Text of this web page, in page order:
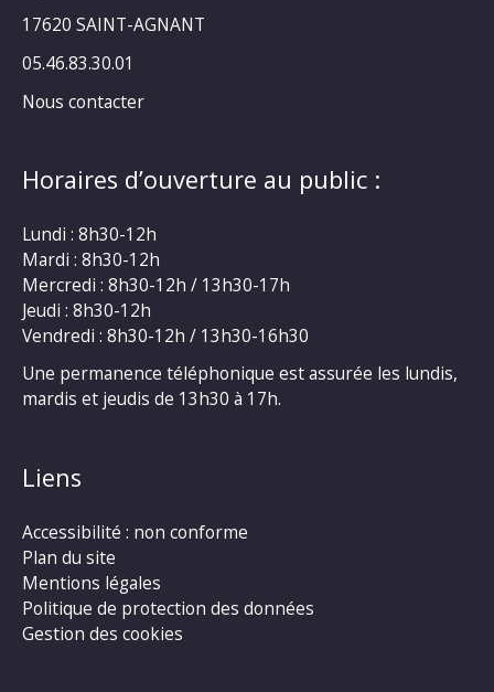
17620 SAINT-AGNANT
05.46.83.30.01
Nous contacter
Horaires d’ouverture au public :
Lundi : 8h30-12h
Mardi : 8h30-12h
Mercredi : 8h30-12h / 13h30-17h
Jeudi : 8h30-12h
Vendredi : 8h30-12h / 13h30-16h30
Une permanence téléphonique est assurée les lundis,
mardis et jeudis de 13h30 à 17h.
Liens
Accessibilité : non conforme
Plan du site
Mentions légales
Politique de protection des données
Gestion des cookies